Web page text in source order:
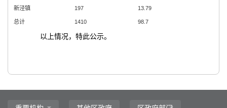
新泾镇 197 13.79
总计 1410 98.7
以上情况，特此公示。